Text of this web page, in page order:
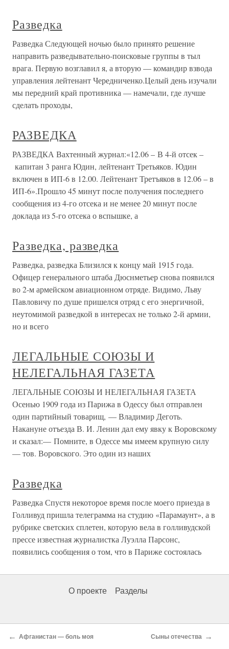
Разведка
Разведка Следующей ночью было принято решение
направить разведывательно-поисковые группы в тыл
врага. Первую возглавил я, а вторую — командир взвода
управления лейтенант Чередниченко.Целый день изучали
мы передний край противника — намечали, где лучше
сделать проходы,
РАЗВЕДКА
РАЗВЕДКА Вахтенный журнал:«12.06 – В 4-й отсек –
капитан 3 ранга Юдин, лейтенант Третьяков. Юдин
включен в ИП-6 в 12.00. Лейтенант Третъяков в 12.06 – в
ИП-6».Прошло 45 минут после получения последнего
сообщения из 4-го отсека и не менее 20 минут после
доклада из 5-го отсека о вспышке, а
Разведка, разведка
Разведка, разведка Близился к концу май 1915 года.
Офицер генерального штаба Дюснметьер снова появился
во 2-м армейском авиационном отряде. Видимо, Льву
Павловичу по душе пришелся отряд с его энергичной,
неутомимой разведкой в интересах не только 2-й армии,
но и всего
ЛЕГАЛЬНЫЕ СОЮЗЫ И
НЕЛЕГАЛЬНАЯ ГАЗЕТА
ЛЕГАЛЬНЫЕ СОЮЗЫ И НЕЛЕГАЛЬНАЯ ГАЗЕТА
Осенью 1909 года из Парижа в Одессу был отправлен
один партийный товарищ, — Владимир Деготь.
Накануне отъезда В. И. Ленин дал ему явку к Воровскому
и сказал:— Помните, в Одессе мы имеем крупную силу
— тов. Воровского. Это один из наших
Разведка
Разведка Спустя некоторое время после моего приезда в
Голливуд пришла телеграмма на студию «Парамаунт», а в
рубрике светских сплетен, которую вела в голливудской
прессе известная журналистка Луэлла Парсонс,
появились сообщения о том, что в Париже состоялась
О проекте Разделы
← Афганистан — боль моя Сыны отечества →